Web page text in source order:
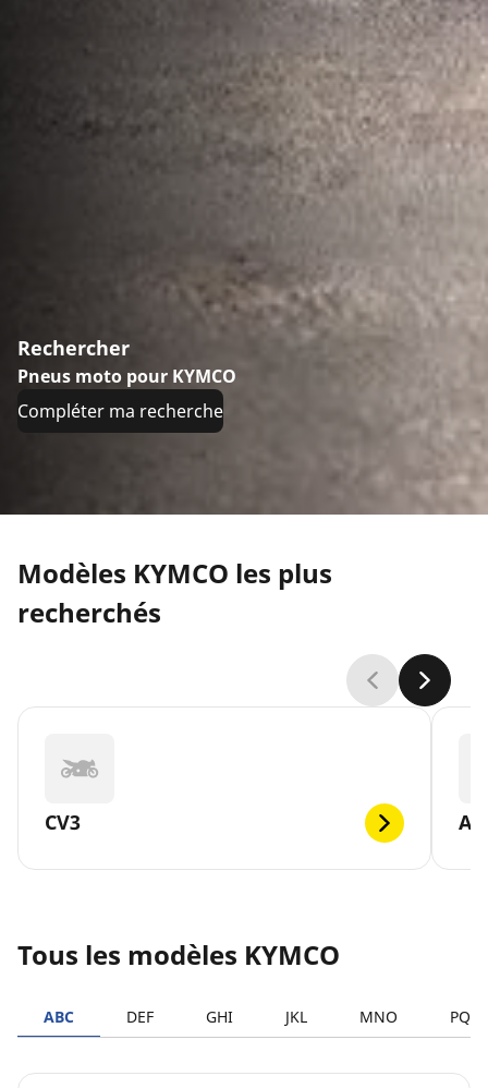
Rechercher
Pneus moto pour KYMCO
Compléter ma recherche
Modèles KYMCO les plus
recherchés
CV3
Tous les modèles KYMCO
ABC DEF GHI JKL MNO PQRS